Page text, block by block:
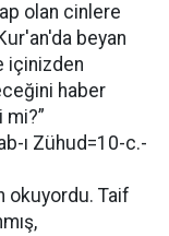
olan cinlere
beyan
içinizden
haber
ı Zühud=10-c.-
okuyordu. Taif